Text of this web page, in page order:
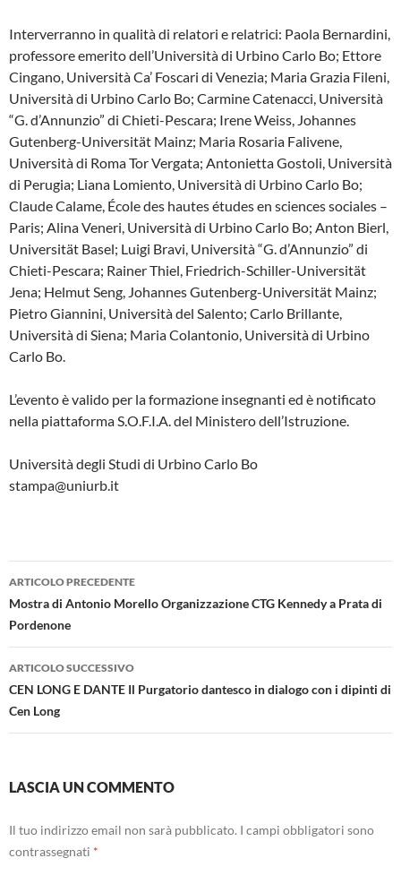
Interverranno in qualità di relatori e relatrici: Paola Bernardini,
professore emerito dell’Università di Urbino Carlo Bo; Ettore
Cingano, Università Ca’ Foscari di Venezia; Maria Grazia Fileni,
Università di Urbino Carlo Bo; Carmine Catenacci, Università
“G. d’Annunzio” di Chieti-Pescara; Irene Weiss, Johannes
Gutenberg-Universität Mainz; Maria Rosaria Falivene,
Università di Roma Tor Vergata; Antonietta Gostoli, Università
di Perugia; Liana Lomiento, Università di Urbino Carlo Bo;
Claude Calame, École des hautes études en sciences sociales –
Paris; Alina Veneri, Università di Urbino Carlo Bo; Anton Bierl,
Universität Basel; Luigi Bravi, Università “G. d’Annunzio” di
Chieti-Pescara; Rainer Thiel, Friedrich-Schiller-Universität
Jena; Helmut Seng, Johannes Gutenberg-Universität Mainz;
Pietro Giannini, Università del Salento; Carlo Brillante,
Università di Siena; Maria Colantonio, Università di Urbino
Carlo Bo.
L’evento è valido per la formazione insegnanti ed è notificato
nella piattaforma S.O.F.I.A. del Ministero dell’Istruzione.
Università degli Studi di Urbino Carlo Bo
stampa@uniurb.it
Navigazione
articolo
ARTICOLO PRECEDENTE
Mostra di Antonio Morello Organizzazione CTG Kennedy a Prata di
Pordenone
ARTICOLO SUCCESSIVO
CEN LONG E DANTE Il Purgatorio dantesco in dialogo con i dipinti di
Cen Long
LASCIA UN COMMENTO
Il tuo indirizzo email non sarà pubblicato. I campi obbligatori sono
contrassegnati *